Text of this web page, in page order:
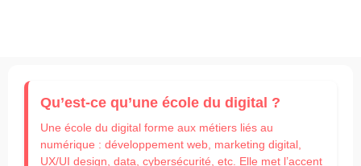
Qu’est-ce qu’une école du digital ?
Une école du digital forme aux métiers liés au
numérique : développement web, marketing digital,
UX/UI design, data, cybersécurité, etc. Elle met l’accent